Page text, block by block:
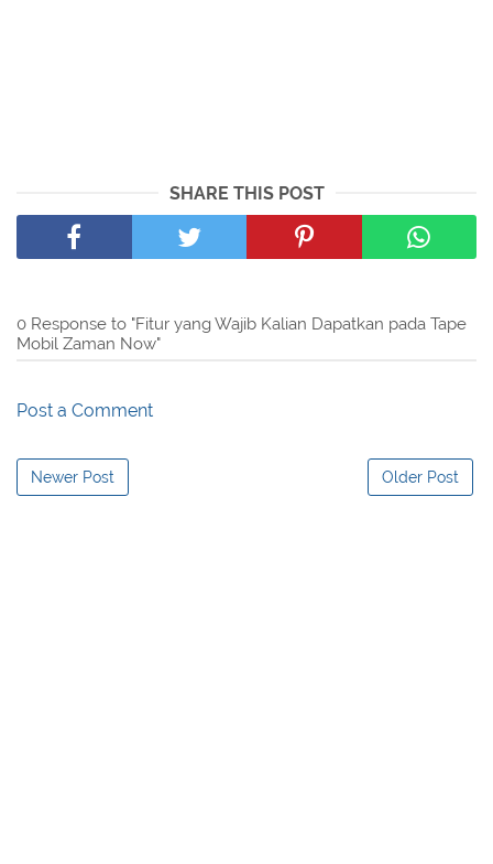
SHARE THIS POST
0 Response to "Fitur yang Wajib Kalian Dapatkan pada Tape
Mobil Zaman Now"
Post a Comment
Newer Post Older Post